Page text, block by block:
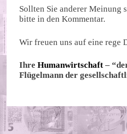
Sollten Sie anderer Meinung
bitte in den Kommentar.
Wir freuen uns auf eine rege
IhreHumanwirtschaft –
Flügelmann der